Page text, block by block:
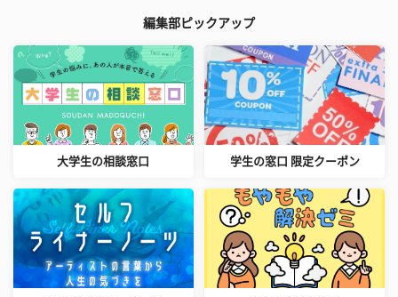
編集部ピックアップ
大学生の相談窓口 学生の窓口 限定クーポン